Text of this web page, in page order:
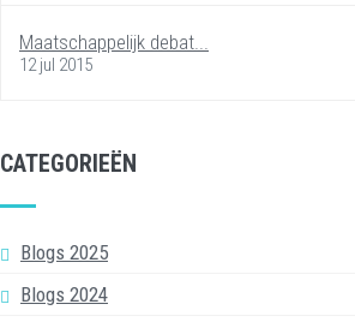
Maatschappelijk debat...
12 jul 2015
CATEGORIEËN
Blogs 2025
Blogs 2024